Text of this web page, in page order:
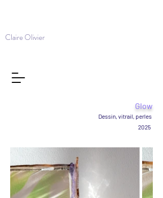
Claire Olivier
Glow
Dessin, vitrail, perles
2025